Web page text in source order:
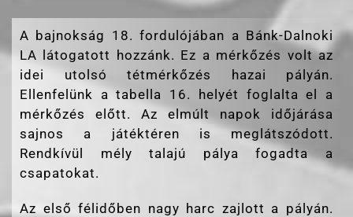
A bajnokság 18. fordulójában a Bánk-Dalnoki
LA látogatott hozzánk. Ez a mérkőzés volt az
idei utolsó tétmérkőzés hazai pályán.
Ellenfelünk a tabella 16. helyét foglalta el a
mérkőzés előtt. Az elmúlt napok időjárása
sajnos a játéktéren is meglátszódott.
Rendkívül mély talajú pálya fogadta a
csapatokat.
Az első félidőben nagy harc zajlott a pályán.